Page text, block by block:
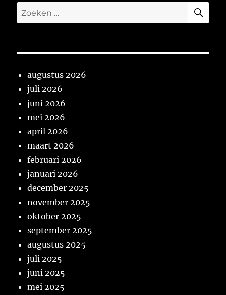
Zoeken
naar:
augustus 2026
juli 2026
juni 2026
mei 2026
april 2026
maart 2026
februari 2026
januari 2026
december 2025
november 2025
oktober 2025
september 2025
augustus 2025
juli 2025
juni 2025
mei 2025